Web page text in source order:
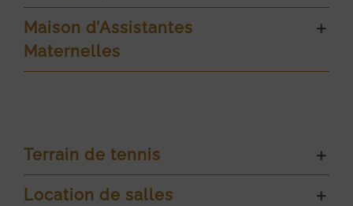
Maison d’Assistantes
Maternelles
Terrain de tennis
Location de salles